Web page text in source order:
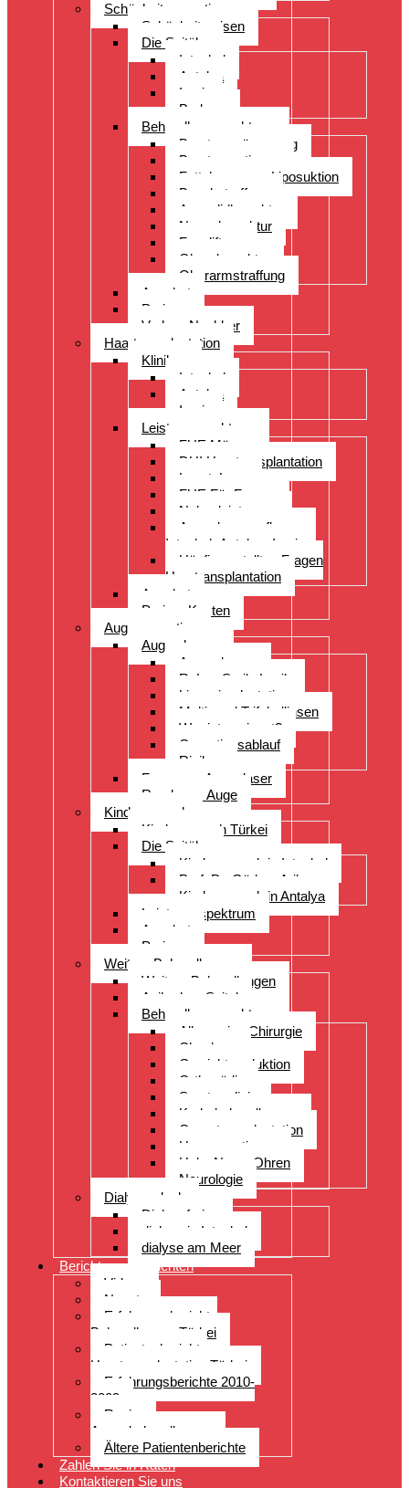
Schönheitsoperation
Schönheitsreisen
Die Spitäler
Istanbul
Antalya
Izmir
Bodrum
Behandlungsspektrum
Brustvergrösserung
Brustoperationen
Fettabsaugung Liposuktion
Bauchstraffung
Augenlidkorrektur
Nasenkorrektur
Faceliftung
Ohrenkorrektur
Oberarmstraffung
Angebot
Preise
Vorher- Nachher
Haartransplantation
Kliniken
Istanbul
Antalya
Izmir
Leistungsspektrum
FUE Männer
DHI Haartransplantation
LongtoLong
FUE Für Frauen
Nebenleistungen
Augenbrauenpflanzung
Istanbul- Antalya- Izmir
Häufig gestellten Fragen
Haartransplantation
Angebot
Preise- Kosten
Augenoperation
Augen lasern
Augen lasern
ReLex Smile Lasik
Linsenimplantation
Multi- und Trifokallinsen
Wer ist geeignet?
Operationsablauf
Risiken
Fragen zu Augenlaser
Rund ums Auge
Kinderwunsch
Kinderwunsch Türkei
Die Spitäler
Kinderwunsch in Istanbul
Prof. Dr. Gürkan Arikan
Kinderwunsch in Antalya
Leistungsspektrum
Angebot
Preise
Weitere Behandlungen
Weitere Behandlungen
Acibadem Spital
Behandlungsspektrum
Allgemeine Chirurgie
Check-up
Gewichtsreduktion
Orthopädie
Sportmedizin
Krebsbehandlungen
Organtransplantation
Herzoperationen
Hals, Nase, Ohren
Neurologie
Dialyseurlaub
Dialyseferien
dialyse in Istanbul
dialyse am Meer
Berichte von Patienten
Videos
Neuste
Erfahrungsberichte
Behandlungen Türkei
Patientenberichte
Haartransplantation Türkei
Erfahrungsberichte 2010-
2009
Reviews
Augenbehandlungen
Ältere Patientenberichte
Zahlen Sie in Raten
Kontaktieren Sie uns